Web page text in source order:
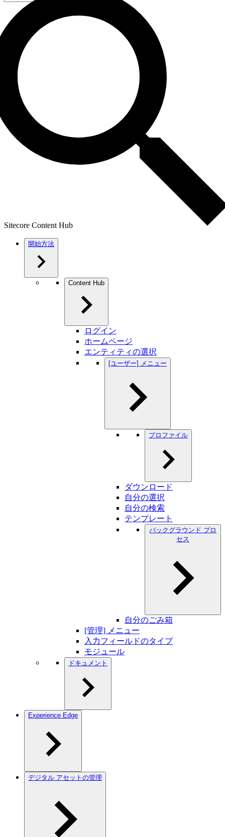
Sitecore Content Hub
開始方法
Content Hub
ログイン
ホームページ
エンティティの選択
[ユーザー] メニュー
プロファイル
ダウンロード
自分の選択
自分の検索
テンプレート
バックグラウンド プロ
セス
自分のごみ箱
[管理] メニュー
入力フィールドのタイプ
モジュール
ドキュメント
Experience Edge
デジタル アセットの管理